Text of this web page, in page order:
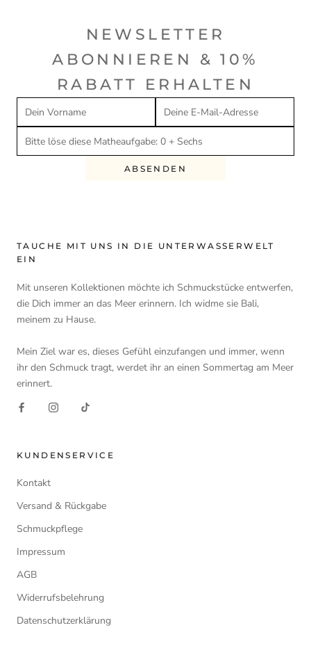
NEWSLETTER
ABONNIEREN & 10%
RABATT ERHALTEN
ABSENDEN
TAUCHE MIT UNS IN DIE UNTERWASSERWELT
EIN
Mit unseren Kollektionen möchte ich Schmuckstücke entwerfen,
die Dich immer an das Meer erinnern. Ich widme sie Bali,
meinem zu Hause.
Mein Ziel war es, dieses Gefühl einzufangen und immer, wenn
ihr den Schmuck tragt, werdet ihr an einen Sommertag am Meer
erinnert.
KUNDENSERVICE
Kontakt
Versand & Rückgabe
Schmuckpflege
Impressum
AGB
Widerrufsbelehrung
Datenschutzerklärung